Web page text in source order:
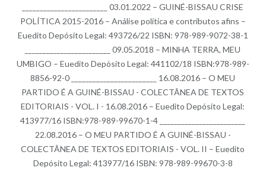
________________________ 03.01.2022 – GUINÉ-BISSAU CRISE
POLÍTICA 2015-2016 – Análise política e contributos afins –
Euedito Depósito Legal: 493726/22 ISBN: 978-989-9072-38-1
________________________ 09.05.2018 – MINHA TERRA, MEU
UMBIGO – Euedito Depósito Legal: 441102/18 ISBN:978-989-
8856-92-0 ________________________ 16.08.2016 – O MEU
PARTIDO É A GUINÉ-BISSAU - COLECTÂNEA DE TEXTOS
EDITORIAIS - VOL. I - 16.08.2016 – Euedito Depósito Legal:
413977/16 ISBN:978-989-99670-1-4 ________________________
22.08.2016 – O MEU PARTIDO É A GUINÉ-BISSAU -
COLECTÂNEA DE TEXTOS EDITORIAIS - VOL. II – Euedito
Depósito Legal: 413977/16 ISBN: 978-989-99670-3-8